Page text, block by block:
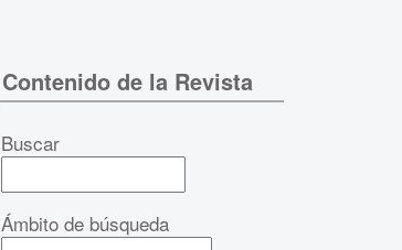
Contenido de la Revista
Buscar
Ámbito de búsqueda